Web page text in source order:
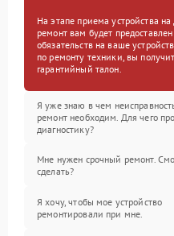
На этапе приема устройства
ремонт вам будет
обязательств на ваше
по ремонту техники, вы
гарантийный талон.
Я уже знаю в чем
ремонт необходим. Для чего
диагностику?
Мне нужен срочный ремонт.
сделать?
Я хочу, чтобы мое устройство
ремонтировали при мне.